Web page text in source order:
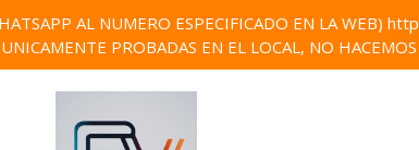
AL NUMERO ESPECIFICADO EN LA WEB)
PROBADAS EN EL LOCAL, NO